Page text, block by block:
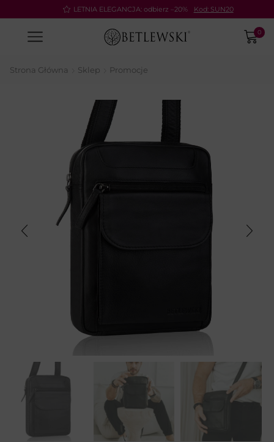
LETNIA ELEGANCJA: odbierz –20% Kod: SUN20
0
Strona Główna Sklep Promocje